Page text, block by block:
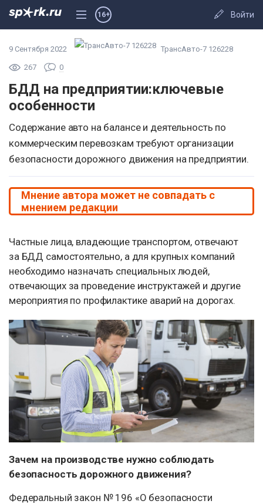
Войти
16+
9 Сентября 2022 ТрансАвто-7 126228
267 0
БДД на предприятии:ключевые
особенности⁠⁠
Содержание авто на балансе и деятельность по
коммерческим перевозкам требуют организации
безопасности дорожного движения на предприятии.
Мнение автора может не совпадать с
мнением редакции
Частные лица, владеющие транспортом, отвечают
за БДД самостоятельно, а для крупных компаний
необходимо назначать специальных людей,
отвечающих за проведение инструктажей и другие
мероприятия по профилактике аварий на дорогах.
Зачем на производстве нужно соблюдать
безопасность дорожного движения?
Федеральный закон № 196 «О безопасности